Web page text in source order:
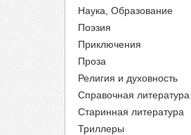
Наука, Образование
Поэзия
Приключения
Проза
Религия и духовность
Справочная литература
Старинная литература
Триллеры